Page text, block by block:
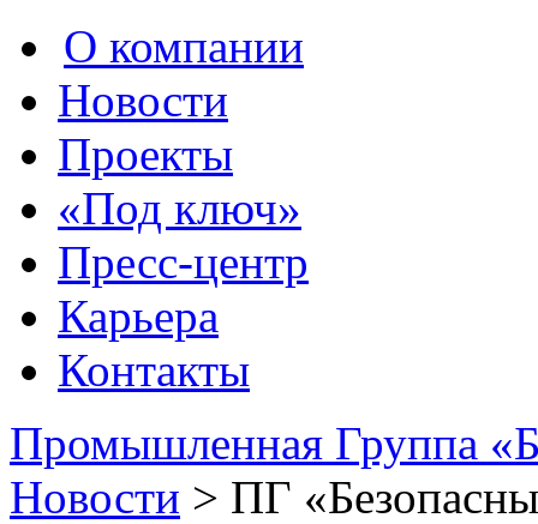
О компании
Новости
Проекты
«Под ключ»
Пресс-центр
Карьера
Контакты
Промышленная Группа
Новости > ПГ